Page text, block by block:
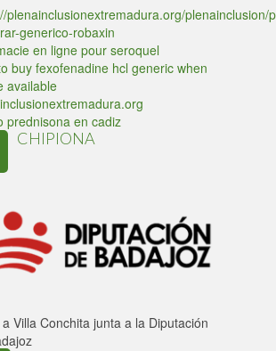
plenainclusionextremadura.org/plenainclusion/
generico-robaxin
en ligne pour seroquel
buy fexofenadine hcl generic when
available
prednisona en cadiz
CHIPIONA
Villa Conchita junta a la Diputación